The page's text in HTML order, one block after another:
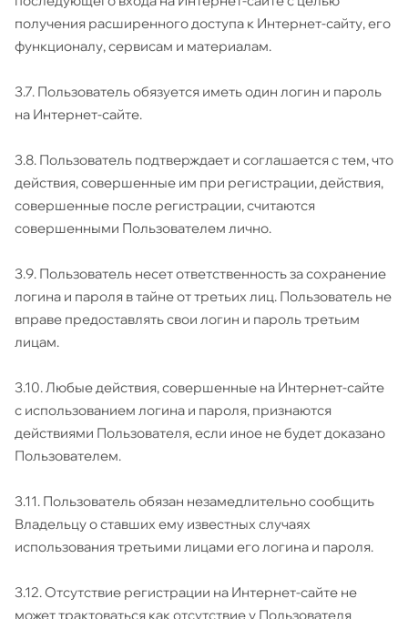
получения расширенного доступа к Интернет-сайту, его
функционалу, сервисам и материалам.
3.7. Пользователь обязуется иметь один логин и пароль
на Интернет-сайте.
3.8. Пользователь подтверждает и соглашается с тем, что
действия, совершенные им при регистрации, действия,
совершенные после регистрации, считаются
совершенными Пользователем лично.
3.9. Пользователь несет ответственность за сохранение
логина и пароля в тайне от третьих лиц. Пользователь не
вправе предоставлять свои логин и пароль третьим
лицам.
3.10. Любые действия, совершенные на Интернет-сайте
с использованием логина и пароля, признаются
действиями Пользователя, если иное не будет доказано
Пользователем.
3.11. Пользователь обязан незамедлительно сообщить
Владельцу о ставших ему известных случаях
использования третьими лицами его логина и пароля.
3.12. Отсутствие регистрации на Интернет-сайте не
может трактоваться как отсутствие у Пользователя